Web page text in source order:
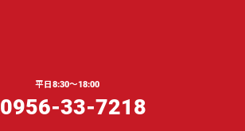
平⽇8:30〜18:00
0956-33-7218